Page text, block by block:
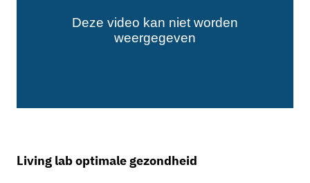
Living lab optimale gezondheid